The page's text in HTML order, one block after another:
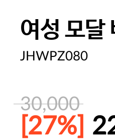
여성 모달
JHWPZ080
30,000
[27%]